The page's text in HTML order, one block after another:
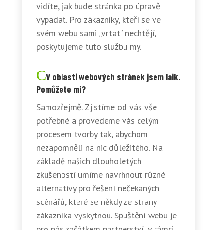
vidíte, jak bude stránka po úpravě
vypadat. Pro zákazníky, kteří se ve
svém webu sami „vrtat“ nechtějí,
poskytujeme tuto službu my.
V oblasti webových stránek jsem laik.
Pomůžete mi?
Samozřejmě. Zjistíme od vás vše
potřebné a provedeme vás celým
procesem tvorby tak, abychom
nezapomněli na nic důležitého. Na
základě našich dlouholetých
zkušeností umíme navrhnout různé
alternativy pro řešení nečekaných
scénářů, které se někdy ze strany
zákazníka vyskytnou. Spuštění webu je